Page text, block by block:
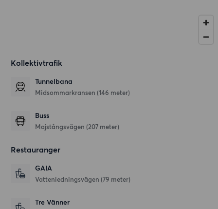
Kollektivtrafik
Tunnelbana
Midsommarkransen (146 meter)
Buss
Majstångsvägen (207 meter)
Restauranger
GAIA
Vattenledningsvägen (79 meter)
Tre Vänner